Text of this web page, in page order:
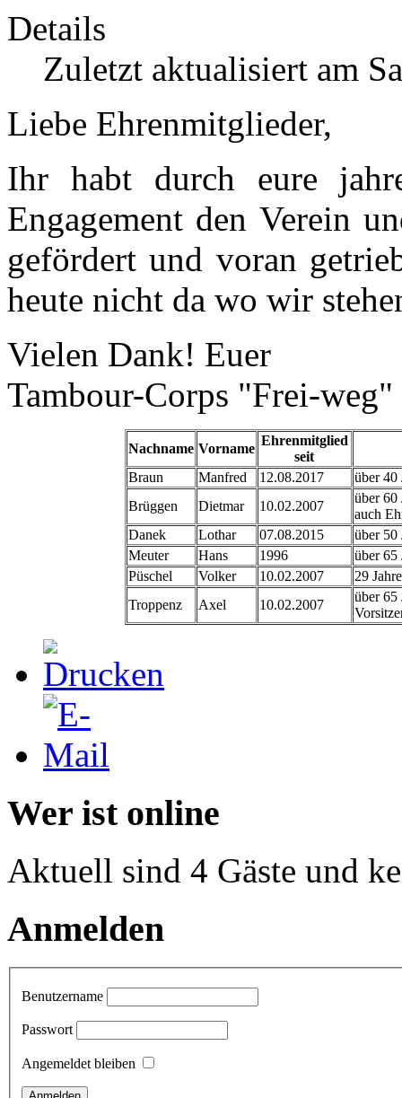
Details
Zuletzt aktualisiert am
Liebe Ehrenmitglieder,
Ihr habt durch eure
Engagement den Verein
gefördert und voran
heute nicht da wo wir
Vielen Dank! Euer
Tambour-Corps "Frei-weg"
Nachname Vorname
Ehrenmitglied
seit
Braun
Manfred 12.08.2017
über 40
Brüggen
Dietmar 10.02.2007
über 60
auch
Danek
Lothar 07.08.2015
über 50
Meuter
Hans 1996
über 65
Püschel
Volker 10.02.2007
29
Troppenz
Axel 10.02.2007
über 65
Wer ist online
Aktuell sind 4 Gäste und
Anmelden
Benutzername
Passwort
Angemeldet bleiben